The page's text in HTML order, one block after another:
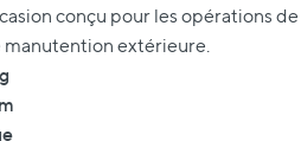
conçu pour les opérations de
manutention extérieure.